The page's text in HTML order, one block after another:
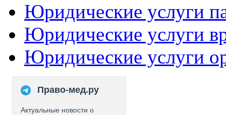
Юридические услуги
Юридические услуги
Юридические услуги
Право-мед.ру
Актуальные новости о